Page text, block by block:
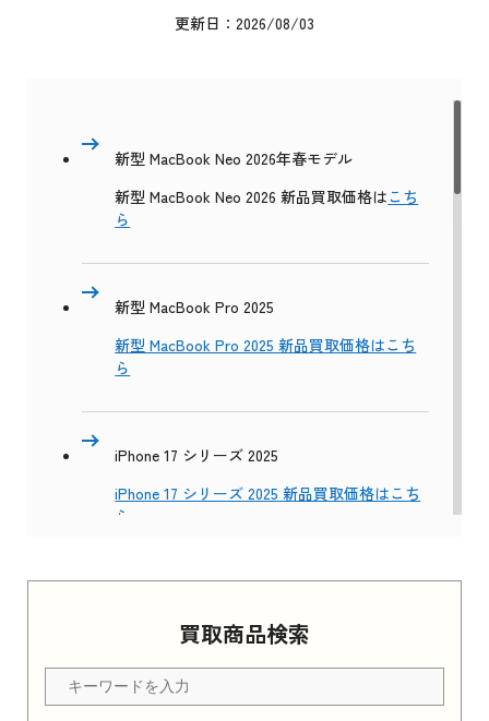
買取商品検索
更新日：2026/08/03
新型 MacBook Neo 2026年春モデル
新型 MacBook Neo 2026 新品買取価格はこち
ら
新型 MacBook Pro 2025
新型 MacBook Pro 2025 新品買取価格はこち
ら
iPhone 17 シリーズ 2025
iPhone 17 シリーズ 2025 新品買取価格はこち
ら
Apple Watch Series 11 2025 新品買取価格はこ
ちら